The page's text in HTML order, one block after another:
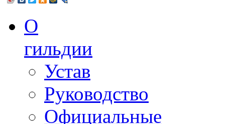
О
гильдии
Устав
Руководство
Официальные